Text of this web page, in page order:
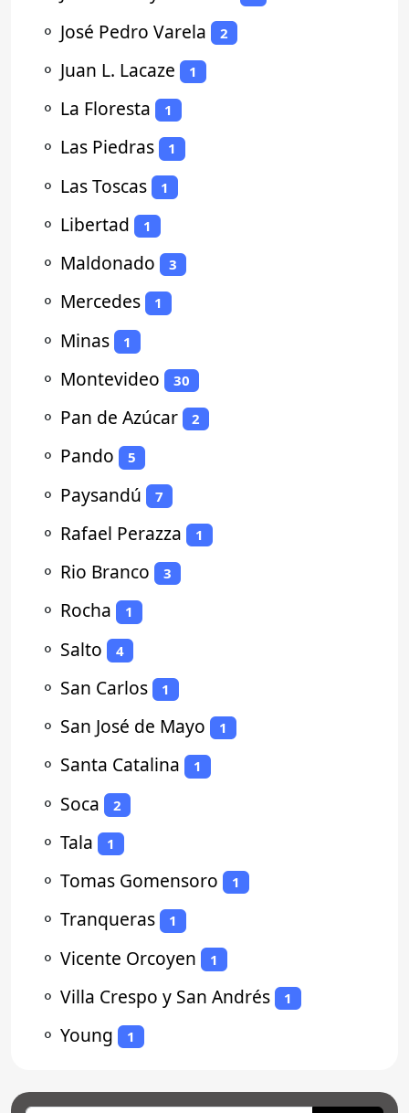
⚬ José Pedro Varela 2
⚬ Juan L. Lacaze 1
⚬ La Floresta 1
⚬ Las Piedras 1
⚬ Las Toscas 1
⚬ Libertad 1
⚬ Maldonado 3
⚬ Mercedes 1
⚬ Minas 1
⚬ Montevideo 30
⚬ Pan de Azúcar 2
⚬ Pando 5
⚬ Paysandú 7
⚬ Rafael Perazza 1
⚬ Rio Branco 3
⚬ Rocha 1
⚬ Salto 4
⚬ San Carlos 1
⚬ San José de Mayo 1
⚬ Santa Catalina 1
⚬ Soca 2
⚬ Tala 1
⚬ Tomas Gomensoro 1
⚬ Tranqueras 1
⚬ Vicente Orcoyen 1
⚬ Villa Crespo y San Andrés 1
⚬ Young 1